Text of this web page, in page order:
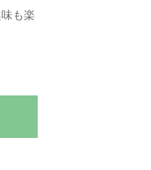
も楽